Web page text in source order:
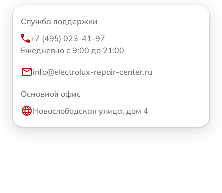
Служба поддержки
+7 (495) 023-41-97
Ежедневно с 9:00 до 21:00
info@electrolux-repair-center.ru
Основной офис
Новослободская улица, дом 4